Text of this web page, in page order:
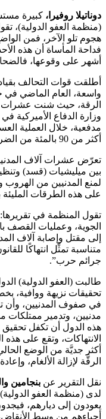
دوناتيلا روفيرا، كبيرة
(منظمة العفو الدولية)،
هجوم تلو الآخر، فمن
فداحة المأساة أن هذه
أشهر على وقوعها،
أطلقت قوات التحالف
واسعة، العام الماضي
الرقة، حيث شنت عشرات
مدفعية، خلال العملية
أكثر من 90 بالمئة من الضربات الجوية.
تعرّض عشرات آلاف
بين ميليشيات (قسد)
لمنع المدنيين من
على هذه الطرقات المليئة
تقول المنظمة في
الجوية، وعمليات القصف
إلى مقتل وإصابة آلاف
متناسبة تمثِّل انتهاكًا
جرائم حرب”.
طالبت (العفو الدولية)
تحقيقات نزيهة ووافية،
في صفوف المدنيين، وأن
مدنيين، وتدمير
هذه الدول أن تكفل تحقيق
الانتهاكات، وتقع على
أكثر جديَّة من الوضع
الرقَّة لإزالة الألغام،
نقل التقرير عن بنجامين
لدى (منظمة العفو
يعودون إلى ديارهم،
أحباءهم من وسط